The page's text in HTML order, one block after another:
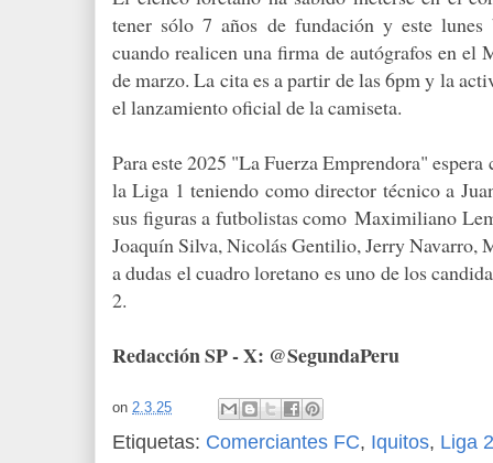
tener sólo 7 años de fundación y este lunes
cuando realicen una firma de autógrafos en el
de marzo. La cita es a partir de las 6pm y la
el lanzamiento oficial de la camiseta.
Para este 2025 "La Fuerza Emprendora" espera
la Liga 1 teniendo como director técnico a
sus figuras a futbolistas como Maximiliano
Joaquín Silva, Nicolás Gentilio, Jerry Navarro,
a dudas el cuadro loretano es uno de los
2.
Redacción SP - X: @SegundaPeru
on 2.3.25
Etiquetas: Comerciantes FC, Iquitos, Liga 2